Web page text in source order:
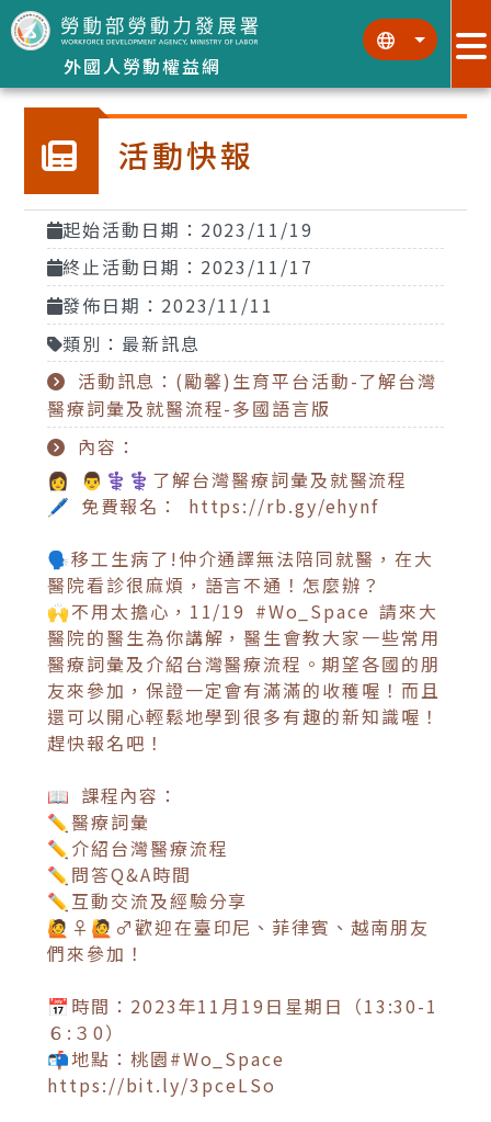
跳到主要內容區塊
外國人勞動權益網
::: :::
活動快報
起始活動日期：2023/11/19
終止活動日期：2023/11/17
發佈日期：2023/11/11
類別：最新訊息
活動訊息：(勵馨)生育平台活動-了解台灣
醫療詞彙及就醫流程-多國語言版
內容：
👩 👨⚕⚕了解台灣醫療詞彙及就醫流程
🖊 免費報名： https://rb.gy/ehynf
🗣️移工生病了!仲介通譯無法陪同就醫，在大
醫院看診很麻煩，語言不通！怎麼辦？
🙌不用太擔心，11/19 #Wo_Space 請來大
醫院的醫生為你講解，醫生會教大家一些常用
醫療詞彙及介紹台灣醫療流程。期望各國的朋
友來參加，保證一定會有滿滿的收穫喔！而且
還可以開心輕鬆地學到很多有趣的新知識喔！
趕快報名吧！
📖 課程內容：
✏醫療詞彙
✏介紹台灣醫療流程
✏問答Q&A時間
✏互動交流及經驗分享
🙋♀️🙋♂️歡迎在臺印尼、菲律賓、越南朋友
們來參加！
📅時間：2023年11月19日星期日（13:30-1
６:３0）
📬地點：桃園#Wo_Space
https://bit.ly/3pceLSo